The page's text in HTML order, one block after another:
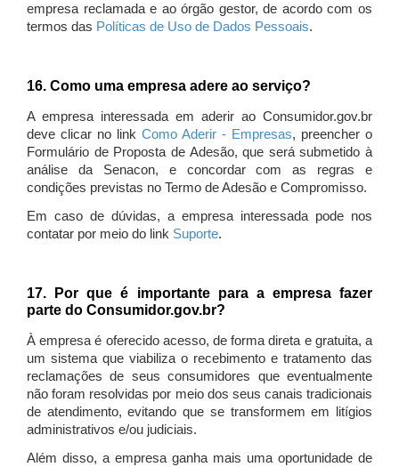
empresa reclamada e ao órgão gestor, de acordo com os
termos das Políticas de Uso de Dados Pessoais.
16. Como uma empresa adere ao serviço?
A empresa interessada em aderir ao Consumidor.gov.br
deve clicar no link Como Aderir - Empresas, preencher o
Formulário de Proposta de Adesão, que será submetido à
análise da Senacon, e concordar com as regras e
condições previstas no Termo de Adesão e Compromisso.
Em caso de dúvidas, a empresa interessada pode nos
contatar por meio do link Suporte.
17. Por que é importante para a empresa fazer
parte do Consumidor.gov.br?
À empresa é oferecido acesso, de forma direta e gratuita, a
um sistema que viabiliza o recebimento e tratamento das
reclamações de seus consumidores que eventualmente
não foram resolvidas por meio dos seus canais tradicionais
de atendimento, evitando que se transformem em litígios
administrativos e/ou judiciais.
Além disso, a empresa ganha mais uma oportunidade de